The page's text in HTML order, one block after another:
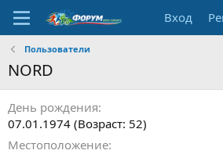
Вход
Пользователи
NORD
День рождения
07.01.1974 (Возраст: 52)
Местоположение